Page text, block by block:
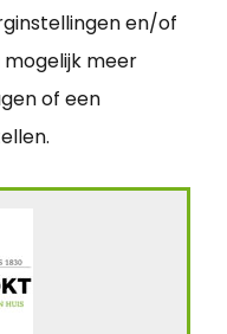
en/of
meer
of een